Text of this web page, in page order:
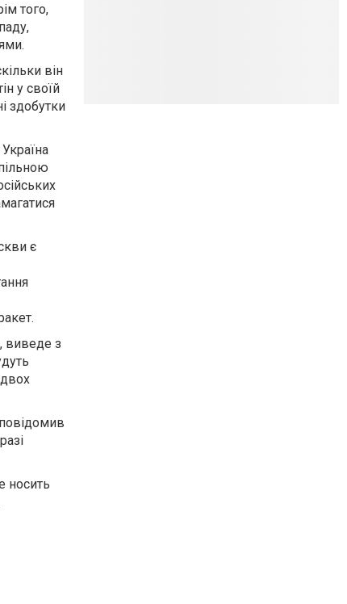
того,
він
у своїй
здобутки
є
виведе з
носить